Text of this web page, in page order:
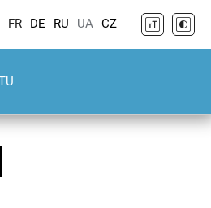
FR DE RU UA CZ